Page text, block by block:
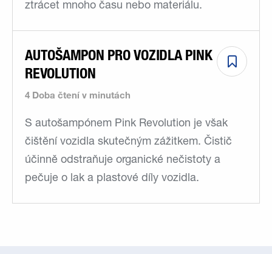
ztrácet mnoho času nebo materiálu.
4 Doba čtení v minutách
AUTOŠAMPON PRO VOZIDLA PINK
REVOLUTION
S autošampónem Pink Revolution je však
čištění vozidla skutečným zážitkem. Čistič
účinně odstraňuje organické nečistoty a
pečuje o lak a plastové díly vozidla.